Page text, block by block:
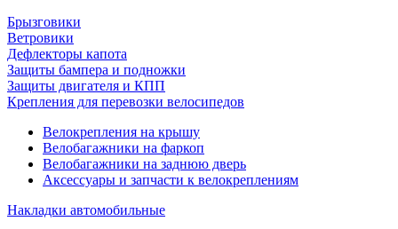
Брызговики
Ветровики
Дефлекторы капота
Защиты бампера и подножки
Защиты двигателя и КПП
Крепления для перевозки велосипедов
Велокрепления на крышу
Велобагажники на фаркоп
Велобагажники на заднюю дверь
Аксессуары и запчасти к велокреплениям
Накладки автомобильные